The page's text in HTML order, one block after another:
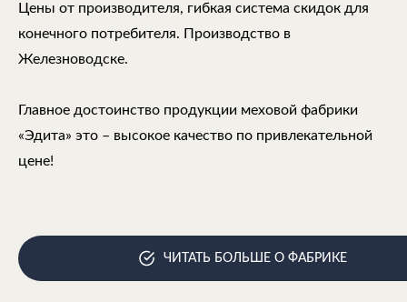
Цены от производителя, гибкая система скидок для
конечного потребителя. Производство в
Железноводске.
Главное достоинство продукции меховой фабрики
«Эдита» это – высокое качество по привлекательной
цене!
ЧИТАТЬ БОЛЬШЕ О ФАБРИКЕ